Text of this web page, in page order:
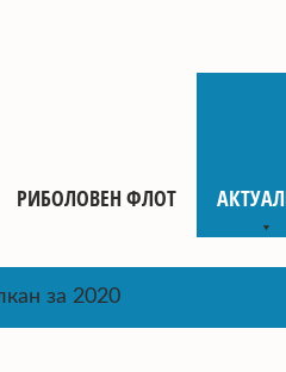
РИБОЛОВЕН ФЛОТ
за 2020